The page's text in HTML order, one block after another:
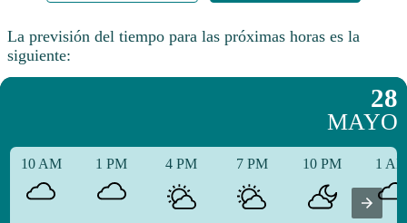
La previsión del tiempo para las próximas horas es la
siguiente:
28
MAYO
10 AM 1 PM 4 PM 7 PM 10 PM 1